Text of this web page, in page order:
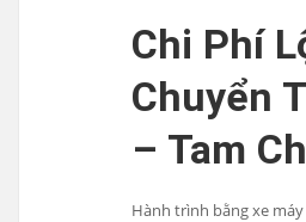
Chi Phí
Chuyển
– Tam
Hành trình bằng xe